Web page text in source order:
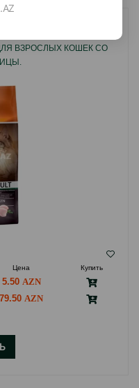
ВЗРОСЛЫХ КОШЕК СО
Цена
Купить
5.50
79.50